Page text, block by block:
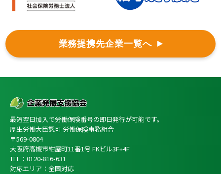
業務提携先企業一覧へ
最短翌日加入で労働保険番号の即日発行が可能です。
厚生労働大臣認可 労働保険事務組合
〒569-0804
大阪府高槻市紺屋町11番1号 FKビル3F+4F
TEL：0120-816-631
対応エリア：全国対応